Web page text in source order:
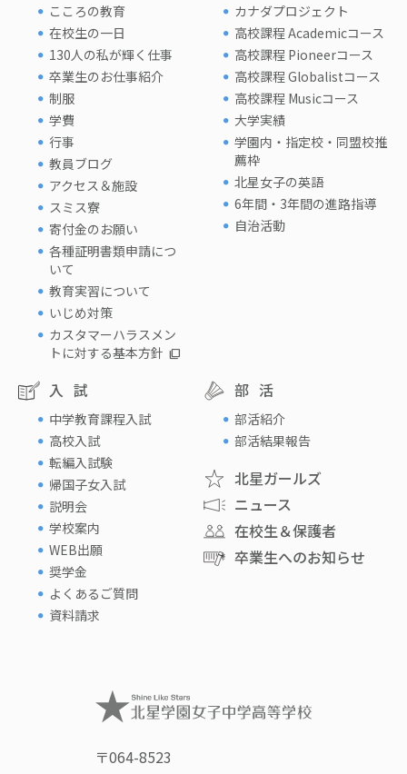
こころの教育
在校生の一日
130人の私が輝く仕事
卒業生のお仕事紹介
制服
学費
行事
教員ブログ
アクセス＆施設
スミス寮
寄付金のお願い
各種証明書類申請につ
いて
教育実習について
いじめ対策
カスタマーハラスメン
トに対する基本方針
カナダプロジェクト
高校課程 Academicコース
高校課程 Pioneerコース
高校課程 Globalistコース
高校課程 Musicコース
大学実績
学園内・指定校・同盟校推
薦枠
北星女子の英語
6年間・3年間の進路指導
自治活動
入試
中学教育課程入試
高校入試
転編入試験
帰国子女入試
説明会
学校案内
WEB出願
奨学金
よくあるご質問
資料請求
部活
部活紹介
部活結果報告
北星ガールズ
ニュース
在校生＆保護者
卒業生へのお知らせ
〒064-8523